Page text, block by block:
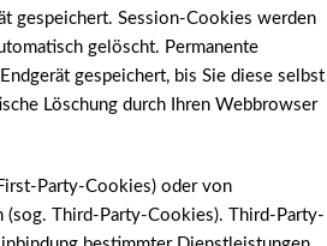
gespeichert. Session-Cookies werden
gelöscht. Permanente
gespeichert, bis Sie diese selbst
Löschung durch Ihren Webbrowser
Party-Cookies) oder von
(sog. Third-Party-Cookies). Third-Party-